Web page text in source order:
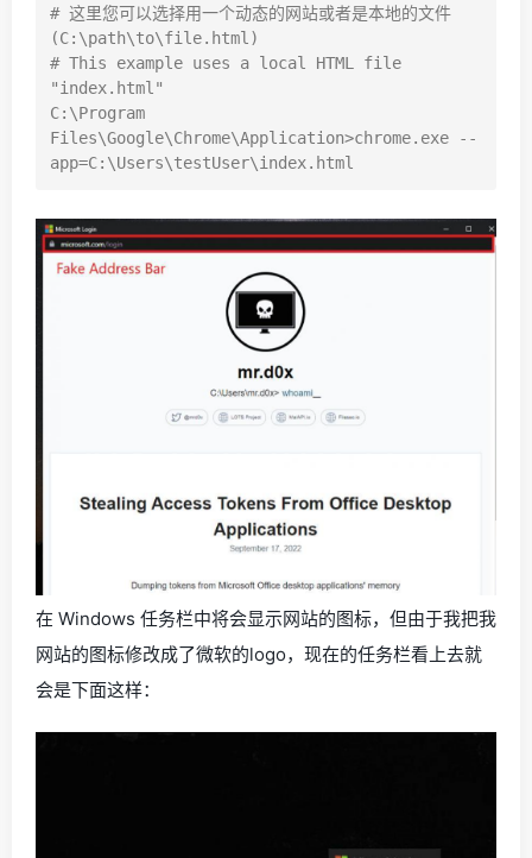
# 这里您可以选择用一个动态的网站或者是本地的文件
(C:\path\to\file.html)
# This example uses a local HTML file
"index.html"
C:\Program
Files\Google\Chrome\Application>chrome.exe --
在 Windows 任务栏中将会显示网站的图标，但由于我把我
网站的图标修改成了微软的logo，现在的任务栏看上去就
会是下面这样：